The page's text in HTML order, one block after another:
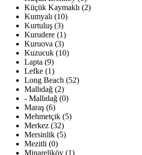
Küçük Kaymaklı (2)
Kumyalı (10)
Kurtuluş (3)
Kurudere (1)
Kuruova (3)
Kuzucuk (10)
Lapta (9)
Lefke (1)
Long Beach (52)
Mallıdağ (2)
- Mallıdağ (0)
Maraş (6)
Mehmetçik (5)
Merkez (32)
Mersinlik (5)
Mezitli (0)
Minareliköy (1)